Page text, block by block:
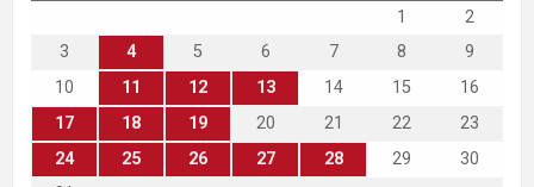
1
2
3
4 5 6 7 8
9
10
11 12 13 14 15
16
17
18 19 20 21 22
23
24
25 26 27 28 29
30